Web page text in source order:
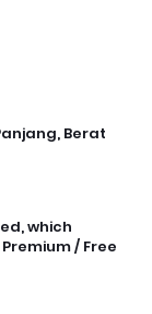
Berat
which
/ Free